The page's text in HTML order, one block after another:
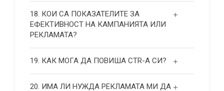
18. КОИ СА ПОКАЗАТЕЛИТЕ ЗА
ЕФЕКТИВНОСТ НА КАМПАНИЯТА ИЛИ
РЕКЛАМАТА?
19. КАК МОГА ДА ПОВИША СТR-А СИ?
20. ИМА ЛИ НУЖДА РЕКЛАМАТА МИ ДА